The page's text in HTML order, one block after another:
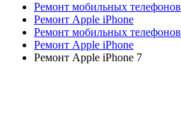
Ремонт мобильных телефонов
Ремонт Apple iPhone
Ремонт мобильных телефонов
Ремонт Apple iPhone
Ремонт Apple iPhone 7